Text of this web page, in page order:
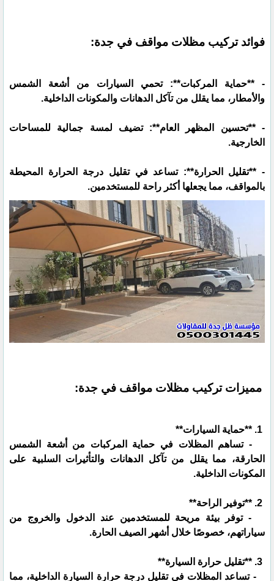
فوائد تركيب مظلات مواقف في جدة:
- **حماية المركبات**: تحمي السيارات من أشعة الشمس
والأمطار، مما يقلل من تآكل الدهانات والمكونات الداخلية.
- **تحسين المظهر العام**: تضيف لمسة جمالية للمساحات
الخارجية.
- **تقليل الحرارة**: تساعد في تقليل درجة الحرارة المحيطة
بالمواقف، مما يجعلها أكثر راحة للمستخدمين.
مميزات تركيب مظلات مواقف في جدة:
- تساهم المظلات في حماية المركبات من أشعة الشمس
الحارقة، مما يقلل من تآكل الدهانات والتأثيرات السلبية على
المكونات الداخلية.
- توفر بيئة مريحة للمستخدمين عند الدخول والخروج من
سياراتهم، خصوصًا خلال أشهر الصيف الحارة.
- تساعد المظلات في تقليل درجة حرارة السيارة الداخلية، مما